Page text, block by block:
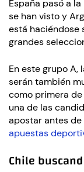
España pasó a
se han visto y
está haciéndose
grandes
En este grupo A,
serán también
como primera
una de las
apostar antes
apuestas
Chile